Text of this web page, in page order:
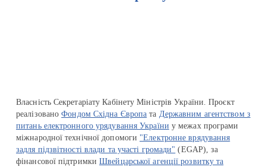
Власність Секретаріату Кабінету Міністрів України. Проєкт
реалізованоФондом Східна Європа та Державним агентством з
питань електронного урядування України у межах програми
міжнародної технічної допомоги "Електронне врядування
задля підзвітності влади та участі громади" (EGAP), за
фінансової підтримкиШвейцарської агенції розвитку та